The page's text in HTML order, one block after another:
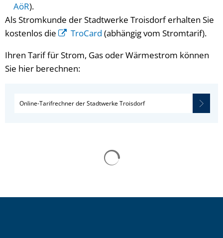
AöR).
Als Stromkunde der Stadtwerke Troisdorf erhalten Sie
kostenlos die
TroCard (abhängig vom Stromtarif).
Ihren Tarif für Strom, Gas oder Wärmestrom können
Sie hier berechnen:
Online-Tarifrechner der Stadtwerke Troisdorf